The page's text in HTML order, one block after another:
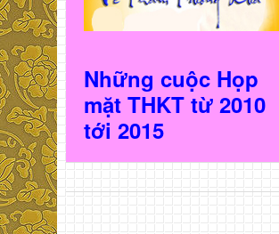
Những cuộc Họp
mặt THKT từ 2010
tới 2015